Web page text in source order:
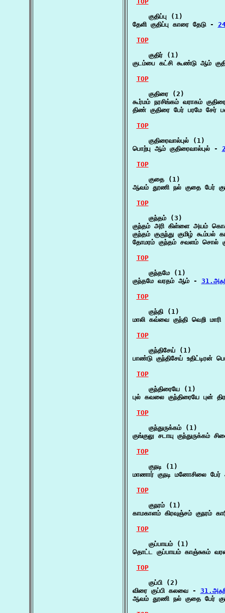
    குதிப்பு (1)
தேளி குதிப்பு காரை தேடு -
TOP
    குதிர் (1)
குடம்பை கட்சி கூண்டு ஆம்
TOP
    குதிரை (2)
கூர்மம் நரசிங்கம் வராகம்
திண் குதிரை பேர் பரமே
TOP
    குதிரைவால்புல் (1)
பொற்பு ஆம் குதிரைவால்புல் -
TOP
    குதை (1)
ஆவம் தூணி நல் குதை பேர்
TOP
    குந்தம் (3)
குந்தம் அரி கிள்ளை அயம்
குந்தம் குருந்து குமிழ் கூம்பல்
தோமரம் குந்தம் சவளம் சொல்
TOP
    குந்தமே (1)
குந்தமே வரதம் ஆம் -
TOP
    குந்தி (1)
மாலி கவ்வை குந்தி வெறி
TOP
    குந்திசேய் (1)
பாண்டு குந்திசேய்
TOP
    குந்திரையே (1)
புல் கவலை குந்திரையே புன்
TOP
    குந்துருக்கம் (1)
குங்குலு சடாயு குந்துருக்கம்
TOP
    குநடி (1)
மாணார் குநடி மனோசிலை
TOP
    குநரம் (1)
காமகாளம் கிரவுஞ்சம் குநரம்
TOP
    குப்பாயம் (1)
தொட்ட குப்பாயம் காஞ்சுகம்
TOP
    குப்பி (2)
விரை குப்பி கலவை -
ஆவம் தூணி நல் குதை பேர்